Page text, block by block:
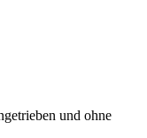
und ohne